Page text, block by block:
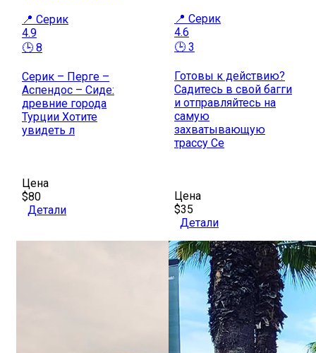
📍 Серик
4.9
🕒 8
Серик – Перге –
Аспендос – Сиде:
древние города
Турции Хотите
увидеть л
Цена
$80
Детали
📍 Серик
4.6
🕒 3
Готовы к действию?
Садитесь в свой багги
и отправляйтесь на
самую
захватывающую
трассу Се
Цена
$35
Детали